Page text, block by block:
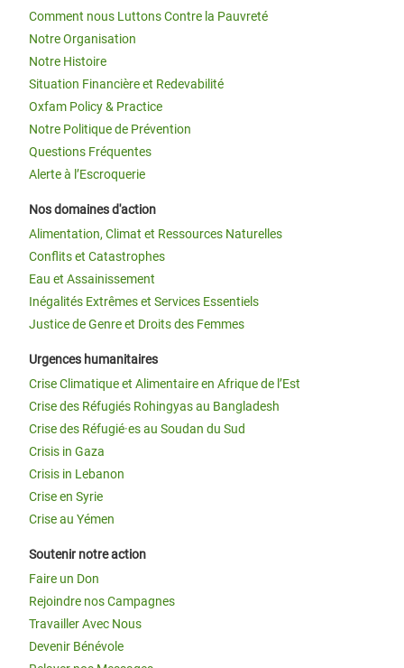
Comment nous Luttons Contre la Pauvreté
Notre Organisation
Notre Histoire
Situation Financière et Redevabilité
Oxfam Policy & Practice
Notre Politique de Prévention
Questions Fréquentes
Alerte à l’Escroquerie
Nos domaines d'action
Alimentation, Climat et Ressources Naturelles
Conflits et Catastrophes
Eau et Assainissement
Inégalités Extrêmes et Services Essentiels
Justice de Genre et Droits des Femmes
Urgences humanitaires
Crise Climatique et Alimentaire en Afrique de l’Est
Crise des Réfugiés Rohingyas au Bangladesh
Crise des Réfugié·es au Soudan du Sud
Crisis in Gaza
Crisis in Lebanon
Crise en Syrie
Crise au Yémen
Soutenir notre action
Faire un Don
Rejoindre nos Campagnes
Travailler Avec Nous
Devenir Bénévole